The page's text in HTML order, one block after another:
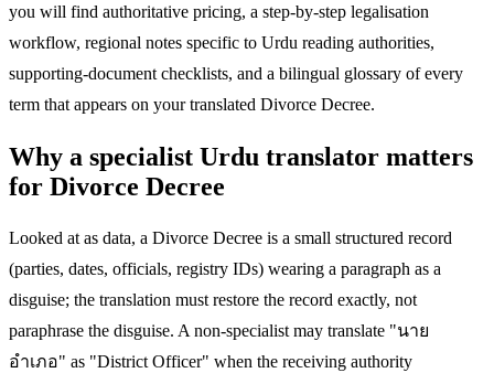
you will find authoritative pricing, a step-by-step legalisation
workflow, regional notes specific to Urdu reading authorities,
supporting-document checklists, and a bilingual glossary of every
term that appears on your translated Divorce Decree.
Why a specialist Urdu translator matters
for Divorce Decree
Looked at as data, a Divorce Decree is a small structured record
(parties, dates, officials, registry IDs) wearing a paragraph as a
disguise; the translation must restore the record exactly, not
paraphrase the disguise. A non-specialist may translate "นาย
อำเภอ" as "District Officer" when the receiving authority